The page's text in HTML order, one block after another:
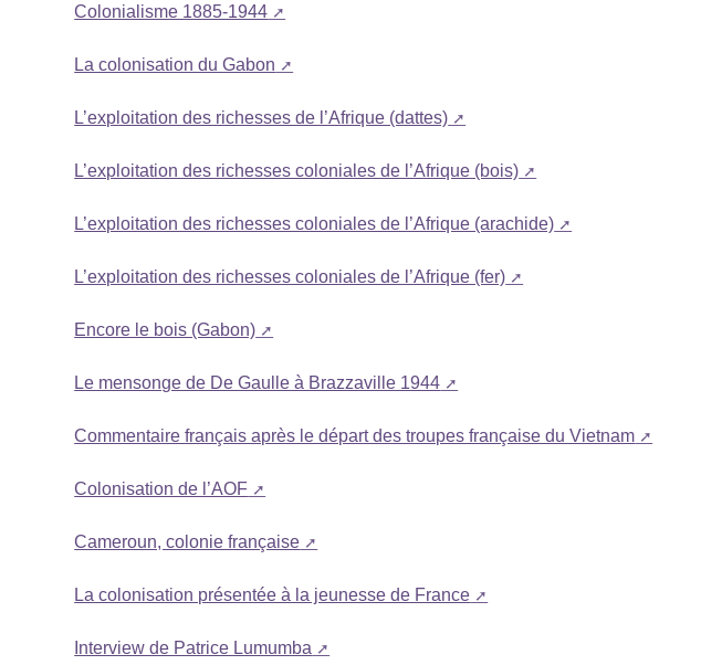
Colonialisme 1885-1944
La colonisation du Gabon
L’exploitation des richesses de l’Afrique (dattes)
L’exploitation des richesses coloniales de l’Afrique (bois)
L’exploitation des richesses coloniales de l’Afrique (arachide)
L’exploitation des richesses coloniales de l’Afrique (fer)
Encore le bois (Gabon)
Le mensonge de De Gaulle à Brazzaville 1944
Commentaire français après le départ des troupes française du Vietnam
Colonisation de l’AOF
Cameroun, colonie française
La colonisation présentée à la jeunesse de France
Interview de Patrice Lumumba